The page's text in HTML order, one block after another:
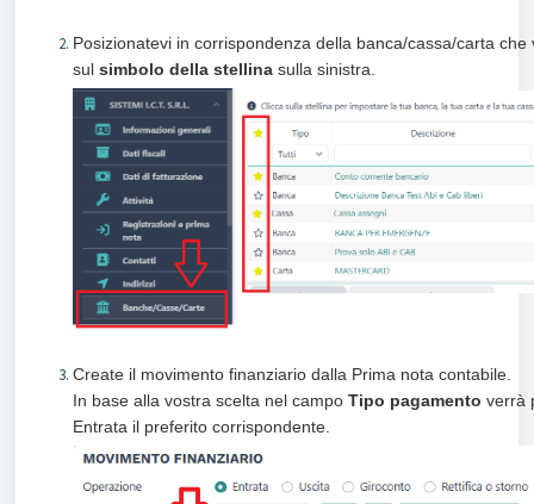
Posizionatevi in corrispondenza della banca/cassa/carta
sul simbolo della stellina sulla sinistra.
Create il movimento finanziario dalla Prima nota contabile.
In base alla vostra scelta nel campo Tipo pagamento verrà
Entrata il preferito corrispondente.